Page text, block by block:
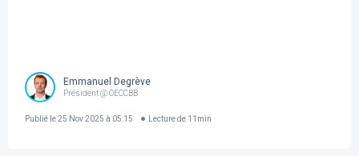
Emmanuel Degrève
Président @ OECCBB
Publié le25 Nov 2025 à 05:15 Lecture de 11 min